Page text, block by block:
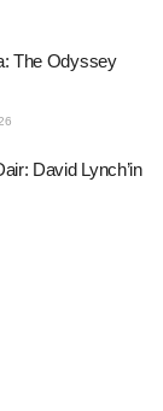
The Odyssey
David Lynch’in